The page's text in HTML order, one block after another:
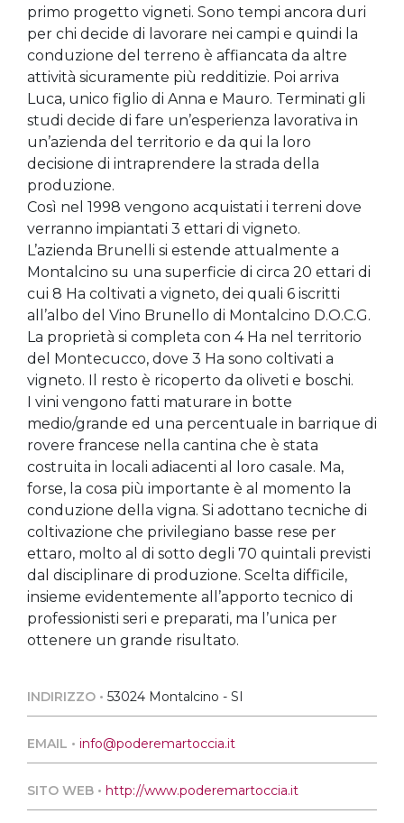
primo progetto vigneti. Sono tempi ancora duri
per chi decide di lavorare nei campi e quindi la
conduzione del terreno è affiancata da altre
attività sicuramente più redditizie. Poi arriva
Luca, unico figlio di Anna e Mauro. Terminati gli
studi decide di fare un’esperienza lavorativa in
un’azienda del territorio e da qui la loro
decisione di intraprendere la strada della
produzione.
Così nel 1998 vengono acquistati i terreni dove
verranno impiantati 3 ettari di vigneto.
L’azienda Brunelli si estende attualmente a
Montalcino su una superficie di circa 20 ettari di
cui 8 Ha coltivati a vigneto, dei quali 6 iscritti
all’albo del Vino Brunello di Montalcino D.O.C.G.
La proprietà si completa con 4 Ha nel territorio
del Montecucco, dove 3 Ha sono coltivati a
vigneto. Il resto è ricoperto da oliveti e boschi.
I vini vengono fatti maturare in botte
medio/grande ed una percentuale in barrique di
rovere francese nella cantina che è stata
costruita in locali adiacenti al loro casale. Ma,
forse, la cosa più importante è al momento la
conduzione della vigna. Si adottano tecniche di
coltivazione che privilegiano basse rese per
ettaro, molto al di sotto degli 70 quintali previsti
dal disciplinare di produzione. Scelta difficile,
insieme evidentemente all’apporto tecnico di
professionisti seri e preparati, ma l’unica per
ottenere un grande risultato.
INDIRIZZO • 53024 Montalcino - SI
EMAIL • info@poderemartoccia.it
SITO WEB • http://www.poderemartoccia.it